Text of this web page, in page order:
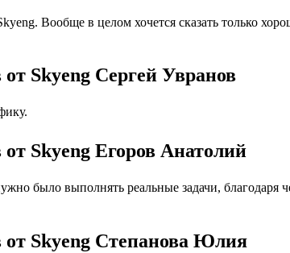
Вообще в целом хочется сказать только
Skyeng Сергей Увранов
Skyeng Егоров Анатолий
было выполнять реальные задачи, благодаря
от Skyeng Степанова Юлия